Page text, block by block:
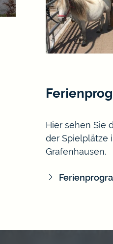
Hier sehen Sie
der Spielplätze
Grafenhausen.